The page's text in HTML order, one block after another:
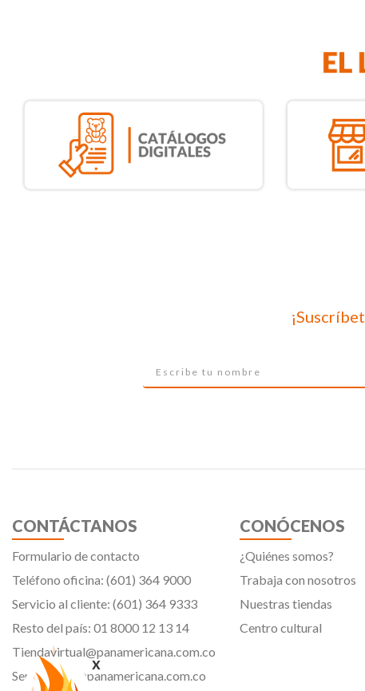
x
CONTÁCTANOS
Formulario de contacto
Teléfono oficina: (601) 364 9000
Servicio al cliente: (601) 364 9333
Resto del país: 01 8000 12 13 14
Tiendavirtual@panamericana.com.co
Servicliente@panamericana.com.co
CONÓCENOS
¿Quiénes somos?
Trabaja con nosotros
Nuestras tiendas
Centro cultural